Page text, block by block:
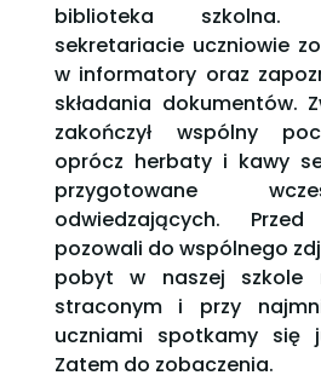
biblioteka szkolna.
sekretariacie uczniowie
w informatory oraz
składania dokumentów.
zakończył wspólny
oprócz herbaty i kawy
przygotowane
odwiedzających.
pozowali do wspólnego
pobyt w naszej szkole
straconym i przy
uczniami spotkamy się
Zatem do zobaczenia.